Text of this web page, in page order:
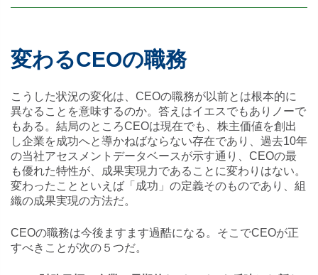
変わるCEOの職務
こうした状況の変化は、CEOの職務が以前とは根本的に
異なることを意味するのか。答えはイエスでもありノーで
もある。結局のところCEOは現在でも、株主価値を創出
し企業を成功へと導かねばならない存在であり、過去10年
の当社アセスメントデータベースが示す通り、CEOの最
も優れた特性が、成果実現力であることに変わりはない。
変わったことといえば「成功」の定義そのものであり、組
織の成果実現の方法だ。
CEOの職務は今後ますます過酷になる。そこでCEOが正
すべきことが次の５つだ。